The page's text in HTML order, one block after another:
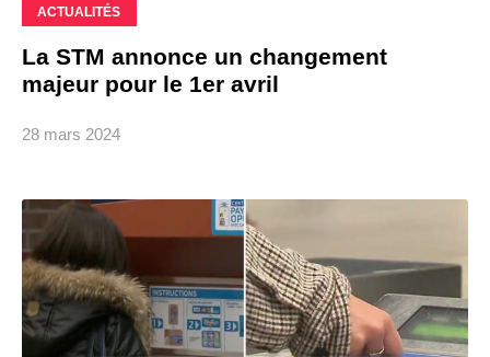
ACTUALITÉS
La STM annonce un changement
majeur pour le 1er avril
28 mars 2024